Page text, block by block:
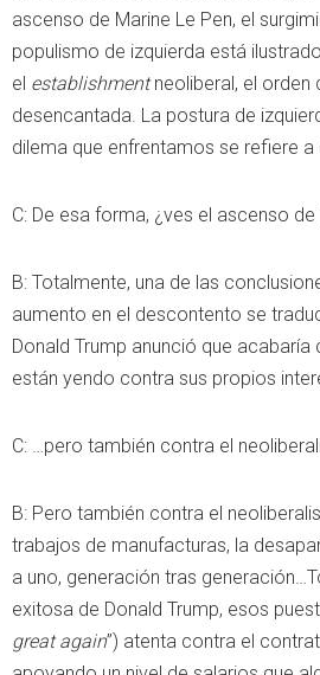
ascenso de Marine Le Pen, el
populismo de izquierda está
el establishmentneoliberal, el orden
desencantada. La postura de
dilema que enfrentamos se refiere
C: De esa forma, ¿ves el ascenso
B: Totalmente, una de las
aumento en el descontento se
Donald Trump anunció que
están yendo contra sus propios
C: …pero también contra el
B: Pero también contra el
trabajos de manufacturas, la
a uno, generación tras
exitosa de Donald Trump, esos
great again”) atenta contra el